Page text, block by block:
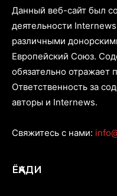
Данный веб-сайт был
деятельности
различными
Европейский Союз.
обязательно отражает
Ответственность за
авторы и Internews.
Свяжитесь с нами:
ЁҚАДИ